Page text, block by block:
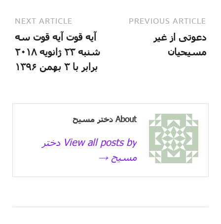
PREVIOUS ARTICLE
دعوتی از غیر
مسیحیان
NEXT ARTICLE
آیه قوت آیه قوت سه
شنبه ۲۳ ژانویه ۲۰۱۸
برابر با ۳ بهمن ۱۳۹۶
About دختر مسیح
View all posts by دختر
مسیح →